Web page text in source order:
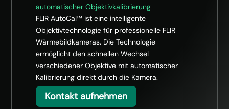
automatischer Objektivkalibrierung
FLIR AutoCal™ ist eine intelligente
Objektivtechnologie für professionelle FLIR
Wärmebildkameras. Die Technologie
ermöglicht den schnellen Wechsel
verschiedener Objektive mit automatischer
Kalibrierung direkt durch die Kamera.
Kontakt aufnehmen